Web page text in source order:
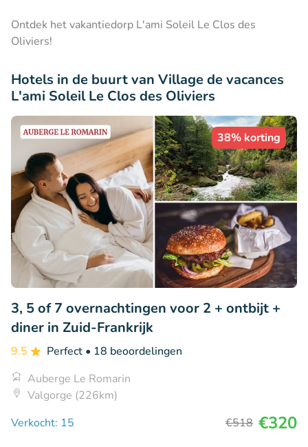
Ontdek het vakantiedorp L'ami Soleil Le Clos des
Oliviers!
Hotels in de buurt van Village de vacances
L'ami Soleil Le Clos des Oliviers
38% korting
3, 5 of 7 overnachtingen voor 2 + ontbijt +
diner in Zuid-Frankrijk
9.5 Perfect • 18 beoordelingen
Auberge Le Romarin
Valgorge (226km)
Verkocht: 15
€518 €320